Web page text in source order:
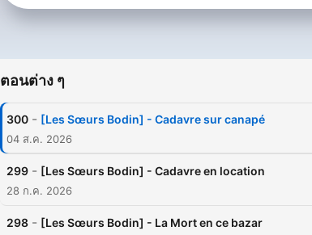
la littérature
célèbre série
ตอนต่าง ๆ
300 - [Les Sœurs Bodin] - Cadavre sur canapé
04 ส.ค. 2026
299 - [Les Sœurs Bodin] - Cadavre en location
28 ก.ค. 2026
298 - [Les Sœurs Bodin] - La Mort en ce bazar